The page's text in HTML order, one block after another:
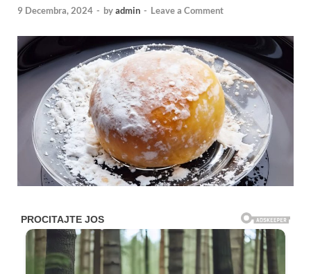
9 Decembra, 2024 - byadmin - Leave a Comment